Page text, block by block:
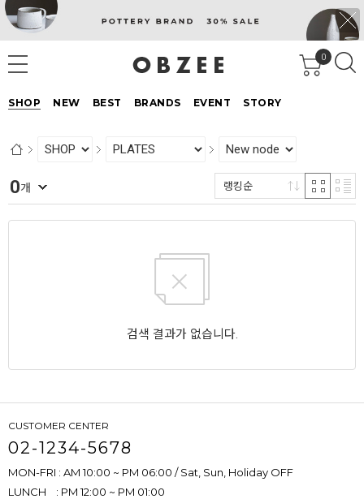
0
SHOP NEW BEST BRANDS EVENT STORY
0개 랭킹순
검색 결과가 없습니다.
CUSTOMER CENTER
02-1234-5678
MON-FRI : AM 10:00 ~ PM 06:00 / Sat, Sun, Holiday OFF
LUNCH : PM 12:00 ~ PM 01:00